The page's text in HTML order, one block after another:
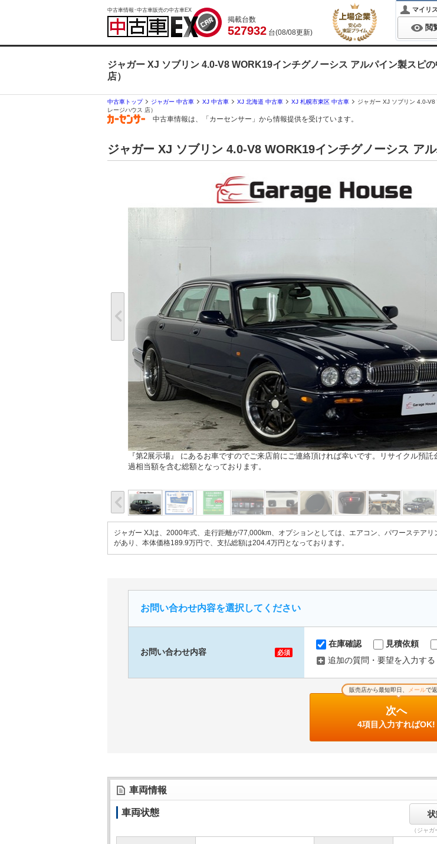
中古車情報･中古車販売の中古車EX
掲載台数
527932 台(08/08更新)
マイリ
閲
ジャガー XJ ソブリン 4.0-V8 WORK19インチグノーシス アルパイン製スピ
店）
中古車トップ ジャガー 中古車 XJ 中古車 XJ 北海道 中古車 XJ 札幌市東区 中古車
ジャガー XJ ソブリン 4.0-
レージハウス 店）
中古車情報は、「カーセンサー」から情報提供を受けています。
ジャガー XJ ソブリン 4.0-V8 WORK19インチグノーシス ア
『第2展示場』 にあるお車ですのでご来店前にご連絡頂ければ幸いです。リサイクル預託
過相当額を含む総額となっております。
ジャガー XJは、2000年式、走行距離が77,000km、オプションとしては、エアコン、パワーステアリ
があり、本体価格189.9万円で、支払総額は204.4万円となっております。
お問い合わせ内容を選択してください
お問い合わせ内容 必須
在庫確認 見積依頼
追加の質問・要望を入力する
次へ
4項目入力すればOK!
販売店から最短即日、 メールで
車両情報
車両状態
（ジャ